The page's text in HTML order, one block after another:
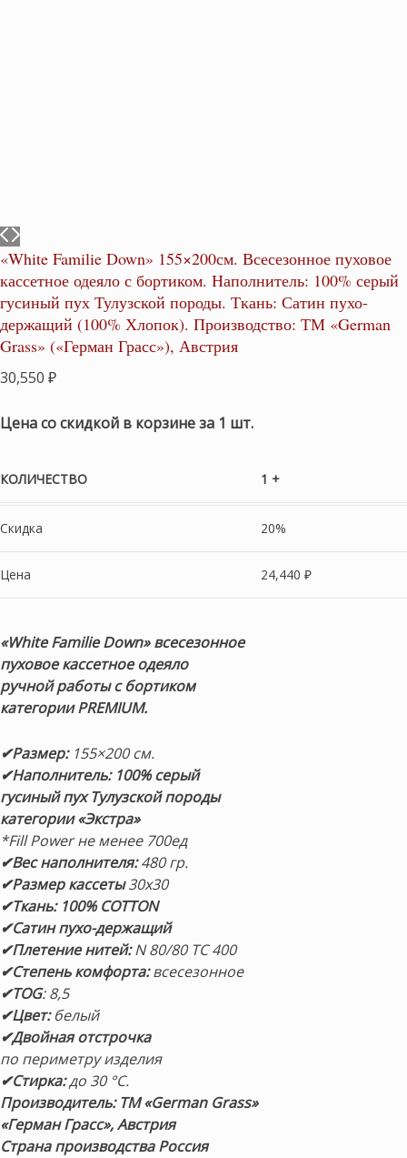
«White Familie Down» 155×200см. Всесезонное пуховое
кассетное одеяло с бортиком. Наполнитель: 100% серый
гусиный пух Тулузской породы. Ткань: Сатин пухо-
держащий (100% Хлопок). Производство: ТМ «German
Grass» («Герман Грасс»), Австрия
30,550 ₽
Цена со скидкой в корзине за 1 шт.
КОЛИЧЕСТВО 1 +
Скидка 20%
Цена 24,440 ₽
«White Familie Down» всесезонное
пуховое кассетное одеяло
ручной работы с бортиком
категории PREMIUM.
✔Размер:155×200 см.
✔Наполнитель: 100% серый
гусиный пух Тулузской породы
категории «Экстра»
*Fill Powerне менее 700ед
✔Вес наполнителя:480 гр.
✔Размер кассеты30х30
✔Ткань: 100% COTTON
✔Сатин пухо-держащий
✔Плетение нитей:N 80/80 TC 400
✔Степень комфорта:всесезонное
✔TOG: 8,5
✔Цвет:белый
✔Двойная отстрочка
по периметру изделия
✔Стирка:до 30 °С.
Производитель: ТМ «German Grass»
«Герман Грасс», Австрия
Страна производства Россия